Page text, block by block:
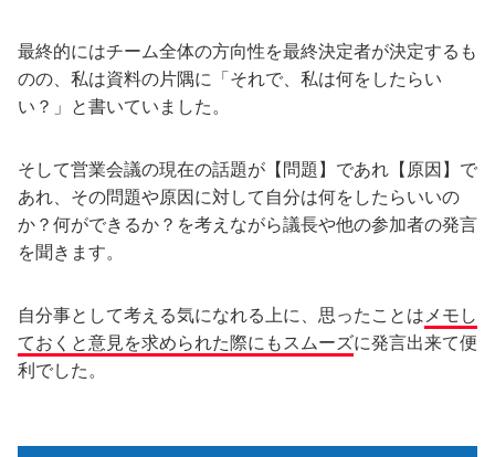
最終的にはチーム全体の方向性を最終決定者が決定するも
のの、私は資料の片隅に「それで、私は何をしたらい
い？」と書いていました。
そして営業会議の現在の話題が【問題】であれ【原因】で
あれ、その問題や原因に対して自分は何をしたらいいの
か？何ができるか？を考えながら議長や他の参加者の発言
を聞きます。
自分事として考える気になれる上に、思ったことは メモし
ておくと意見を求められた際にもスムーズに発言出来て便
利でした。